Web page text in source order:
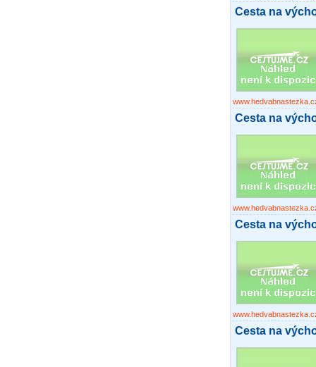
Cesta na
Cesta na
Cesta na
Cesta na